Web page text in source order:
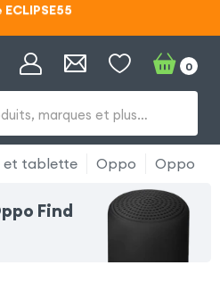
ECLIPSE55
marques et plus…
0
et tablette Oppo Oppo
Find